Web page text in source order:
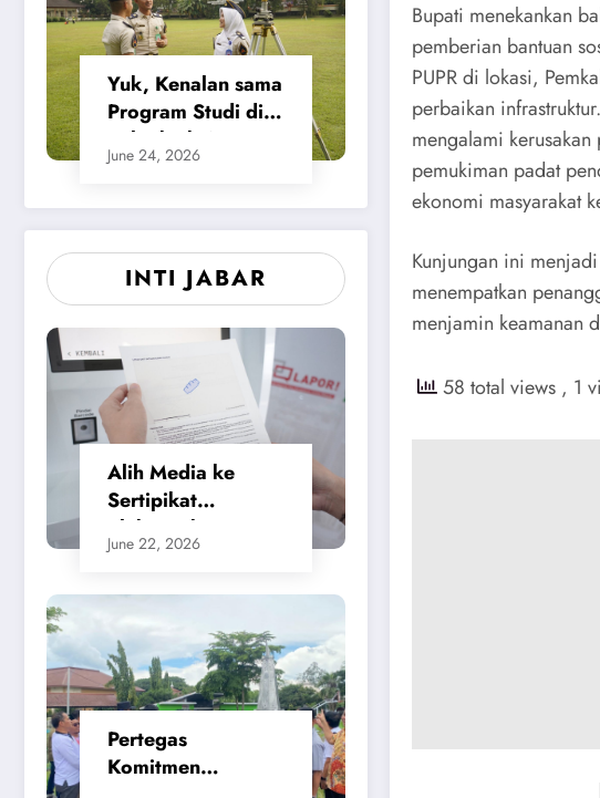
Yuk, Kenalan sama
Program Studi di
Politeknik Agraria
STPN
June 24, 2026
INTI JABAR
Alih Media ke
Sertipikat
Elektronik,
Masyarakat
Praktis dan
Berikan Rasa
Aman
June 22, 2026
Pertegas
Komitmen
​Bupati menekankan
pemberian bantuan
PUPR di lokasi,
perbaikan
mengalami
pemukiman padat
ekonomi masyarakat
​Kunjungan ini
menempatkan
menjamin keamanan
58 total views , 1